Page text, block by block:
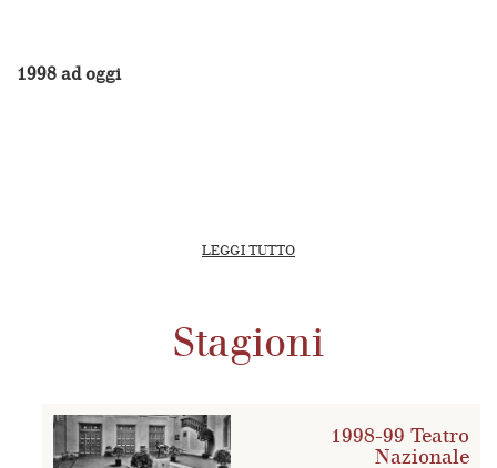
1998 ad oggi
LEGGI TUTTO
Stagioni
1998-99 Teatro
Nazionale